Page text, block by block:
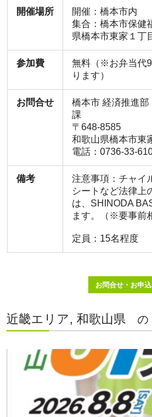
開催場所
開催：橋本市内
集合：橋本市保健
県橋本市東家１丁
参加費
無料（※お弁当代
ります）
お問合せ
橋本市 経済推進
課
〒648-8585
和歌山県橋本市東
電話：0736-33-
備考
注意事項：チャイ
シートなど法律上
は、SHINODA
ます。（※要事前
定員：15名程度
お問合せ・お申
近畿エリア, 和歌山県 の